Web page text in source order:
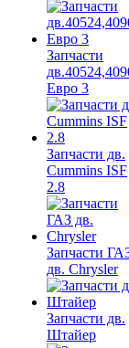
Запчасти
Евро 3
Запчасти дв.
Cummins ISF
2.8
Запчасти
дв. Chrysler
Запчасти дв.
Штайер